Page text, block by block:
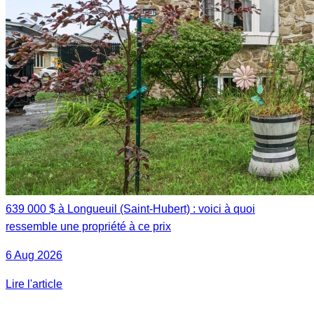
639 000 $ à Longueuil (Saint-Hubert) : voici à quoi
ressemble une propriété à ce prix
6 Aug 2026
Lire l'article